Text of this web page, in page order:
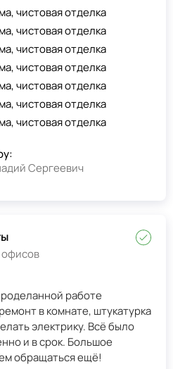
Сергеевич
офисов
работе
в комнате, штукатурка
электрику. Всё было
срок. Большое
обращаться ещё!